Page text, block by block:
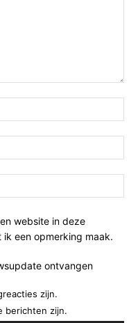
website in deze
een opmerking maak.
ontvangen
zijn.
berichten zijn.